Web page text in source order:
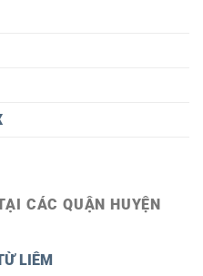
CÁC QUẬN HUYỆN
LIÊM